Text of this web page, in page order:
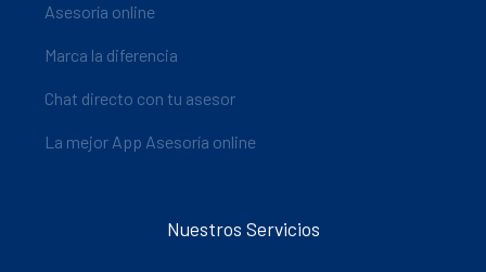
Asesoría online
Marca la diferencia
Chat directo con tu asesor
La mejor App Asesoría online
Nuestros Servicios